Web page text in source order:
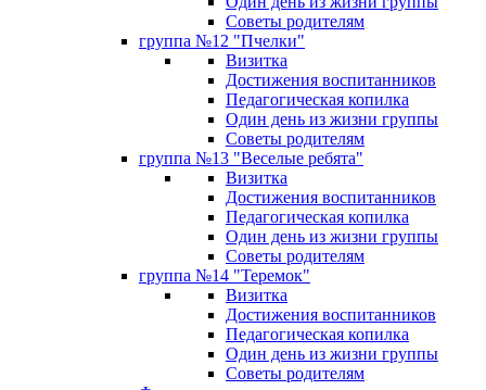
Советы родителям
группа №12 "Пчелки"
Визитка
Достижения воспитанников
Педагогическая копилка
Один день из жизни группы
Советы родителям
группа №13 "Веселые ребята"
Визитка
Достижения воспитанников
Педагогическая копилка
Один день из жизни группы
Советы родителям
группа №14 "Теремок"
Визитка
Достижения воспитанников
Педагогическая копилка
Один день из жизни группы
Советы родителям